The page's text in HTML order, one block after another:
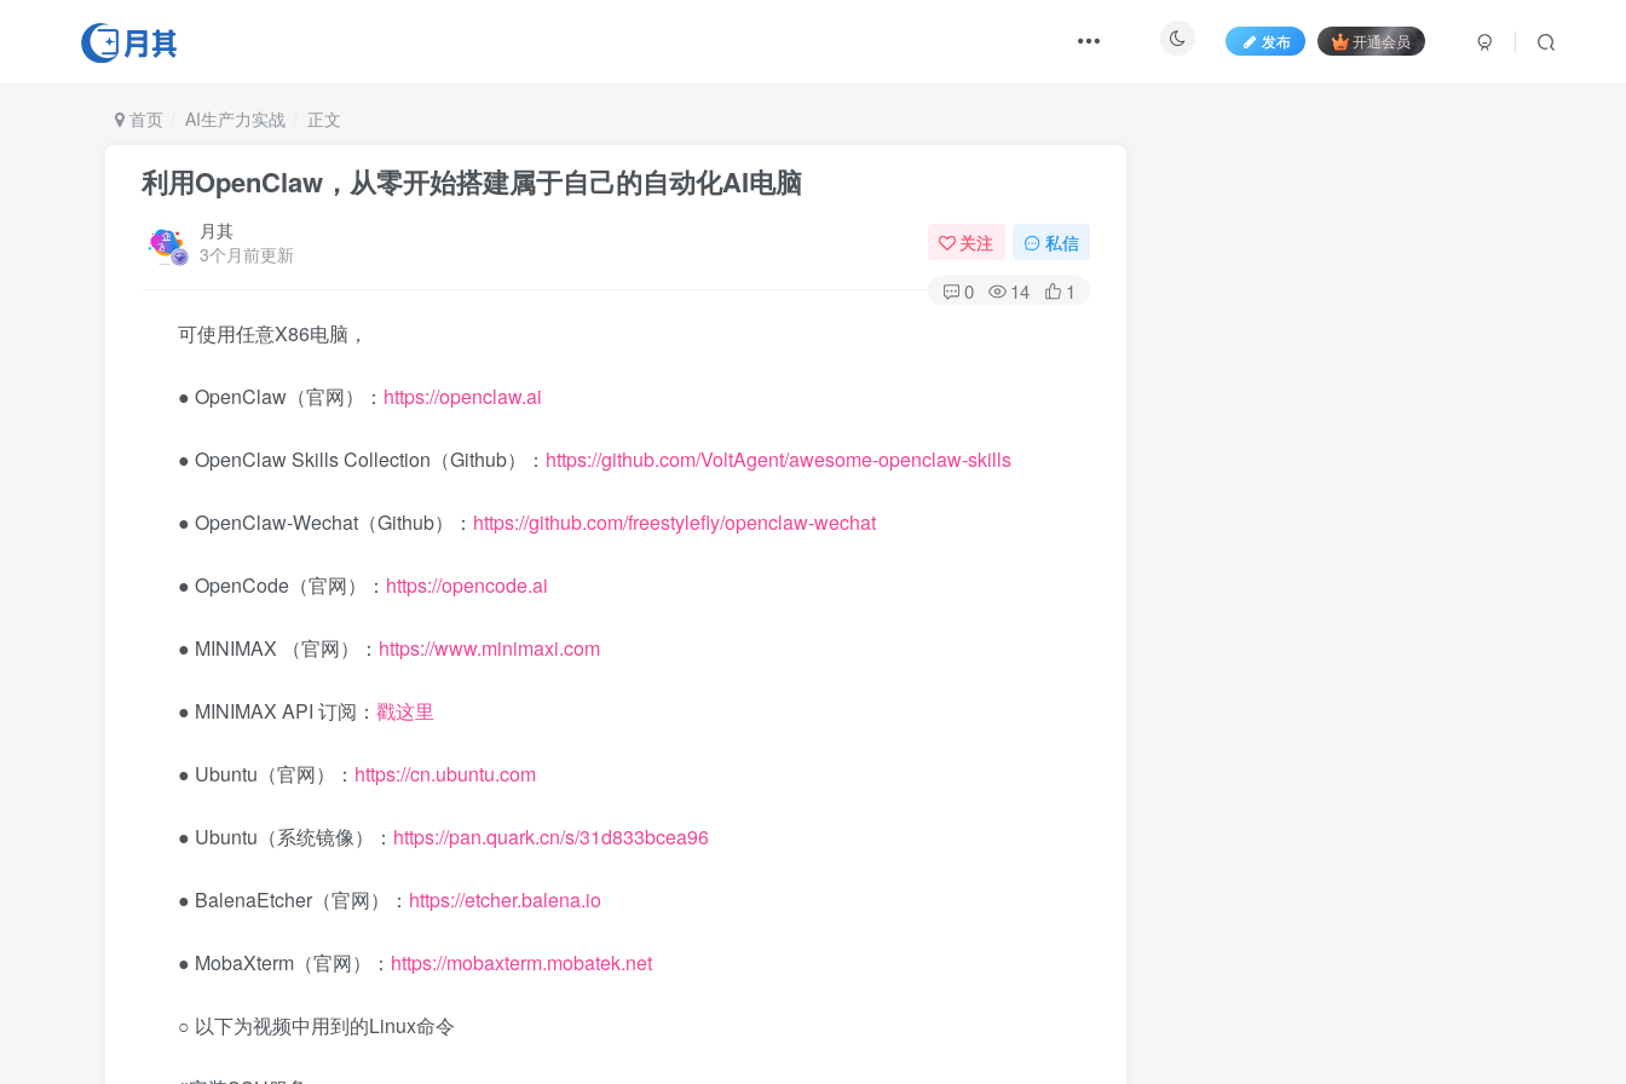
发布 开通会员
首页 AI生产力实战 正文
利用OpenClaw，从零开始搭建属于自己的自动化AI电脑
月其
3个月前更新
关注 私信
0 14 1
可使用任意X86电脑，
● OpenClaw（官网）： https://openclaw.ai
● OpenClaw Skills Collection（Github）： https://github.com/VoltAgent/awesome-openclaw-skills
● OpenClaw-Wechat（Github）： https://github.com/freestylefly/openclaw-wechat
● OpenCode（官网）： https://opencode.ai
● MINIMAX （官网）： https://www.minimaxi.com
● MINIMAX API 订阅： 戳这里
● Ubuntu（官网）： https://cn.ubuntu.com
● Ubuntu（系统镜像）： https://pan.quark.cn/s/31d833bcea96
● BalenaEtcher（官网）： https://etcher.balena.io
● MobaXterm（官网）： https://mobaxterm.mobatek.net
○ 以下为视频中用到的Linux命令